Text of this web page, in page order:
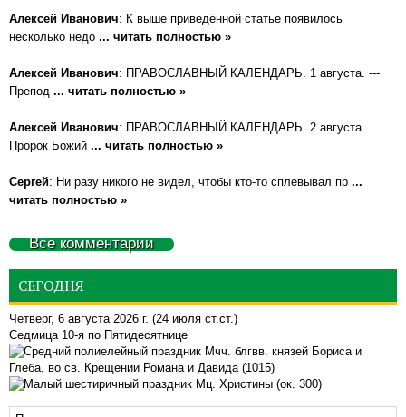
Алексей Иванович: К выше приведённой статье появилось
несколько недо ... читать полностью »
Алексей Иванович: ПРАВОСЛАВНЫЙ КАЛЕНДАРЬ. 1 августа. ---
Препод ... читать полностью »
Алексей Иванович: ПРАВОСЛАВНЫЙ КАЛЕНДАРЬ. 2 августа.
Пророк Божий ... читать полностью »
Сергей: Ни разу никого не видел, чтобы кто-то сплевывал пр ...
читать полностью »
Все комментарии
СЕГОДНЯ
Четверг, 6 августа 2026 г. (24 июля ст.ст.)
Седмица 10-я по Пятидесятнице
Мчч. блгвв. князей Бориса и
Глеба, во св. Крещении Романа и Давида (1015)
Мц. Христины (ок. 300)